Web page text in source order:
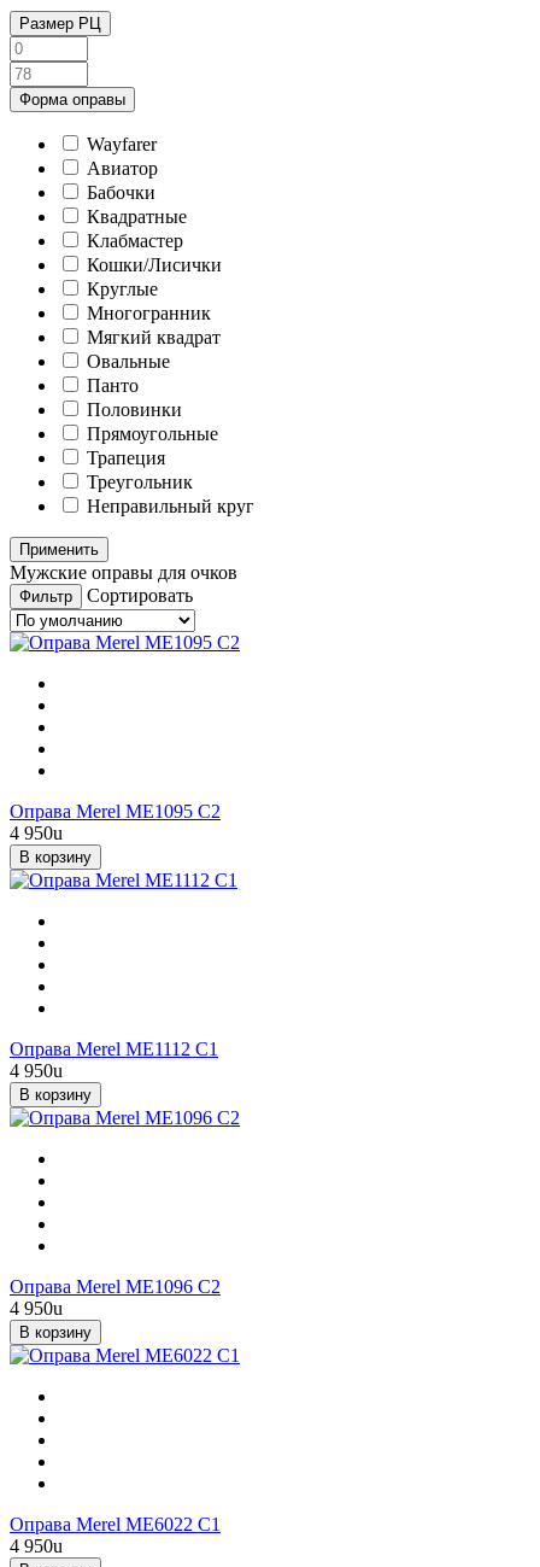
Размер РЦ
Форма оправы
Wayfarer
Авиатор
Бабочки
Квадратные
Клабмастер
Кошки/Лисички
Круглые
Многогранник
Мягкий квадрат
Овальные
Панто
Половинки
Прямоугольные
Трапеция
Треугольник
Неправильный круг
Мужские оправы для очков
Фильтр Сортировать
Оправа Merel ME1095 C2
4 950u
В корзину
Оправа Merel ME1112 C1
4 950u
В корзину
Оправа Merel ME1096 C2
4 950u
В корзину
Оправа Merel ME6022 C1
4 950u